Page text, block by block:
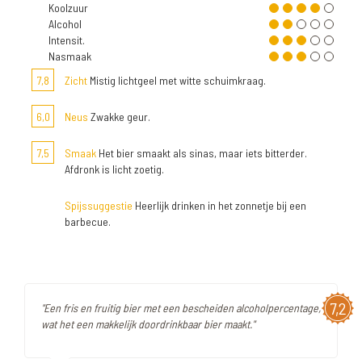
Koolzuur
Alcohol
Intensit.
Nasmaak
7,8
Zicht Mistig lichtgeel met witte schuimkraag.
6,0 Neus Zwakke geur.
7,5 Smaak Het bier smaakt als sinas, maar iets bitterder.
Afdronk is licht zoetig.
Spijssuggestie Heerlijk drinken in het zonnetje bij een
barbecue.
7,2
"Een fris en fruitig bier met een bescheiden alcoholpercentage,
wat het een makkelijk doordrinkbaar bier maakt."